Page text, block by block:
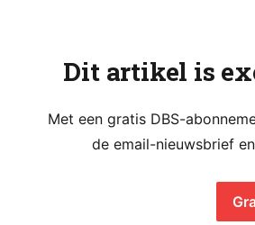
Dit artikel is
Met een gratis DBS-
de email-nieuwsbrief